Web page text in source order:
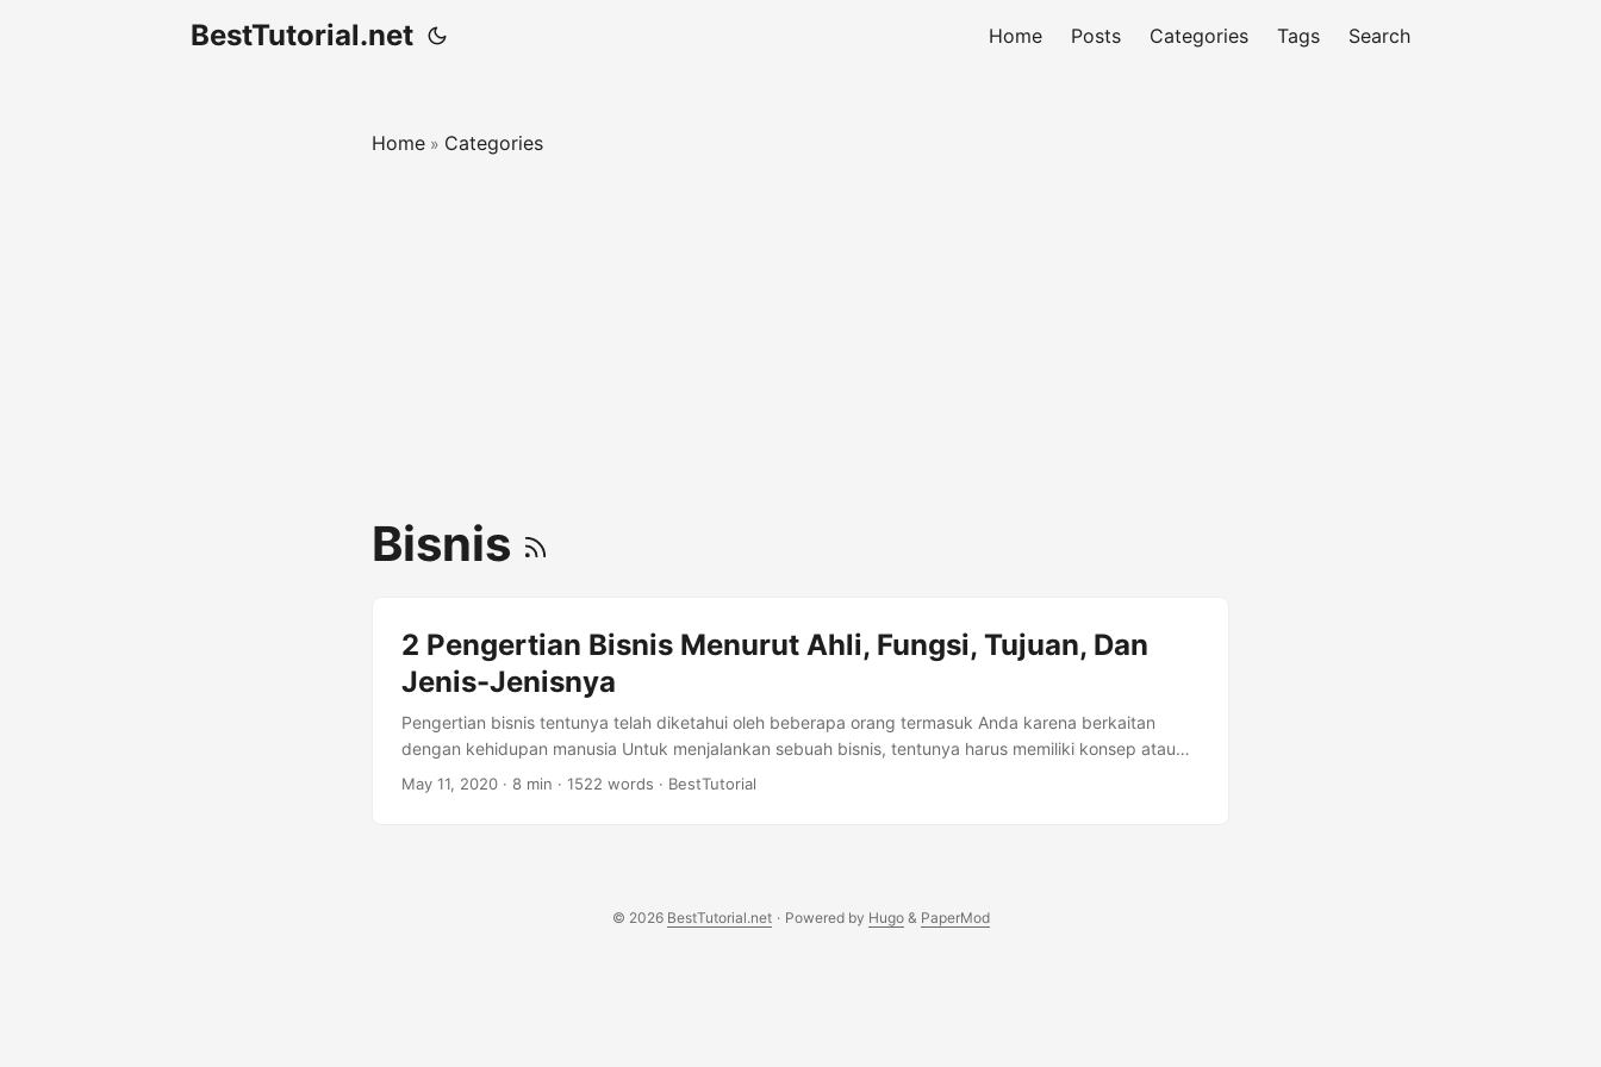
BestTutorial.net Home Posts Categories Tags Search
Home » Categories
Bisnis
2 Pengertian Bisnis Menurut Ahli, Fungsi, Tujuan, Dan
Jenis-Jenisnya
Pengertian bisnis tentunya telah diketahui oleh beberapa orang termasuk Anda karena berkaitan
dengan kehidupan manusia Untuk menjalankan sebuah bisnis, tentunya harus memiliki konsep atau
rencana yang jelas. Sehingga proses jalannya bisnis dapat berlangsung dengan lancar tanpa ada
May 11, 2020 · 8 min · 1522 words · BestTutorial
© 2026 BestTutorial.net · Powered by Hugo& PaperMod